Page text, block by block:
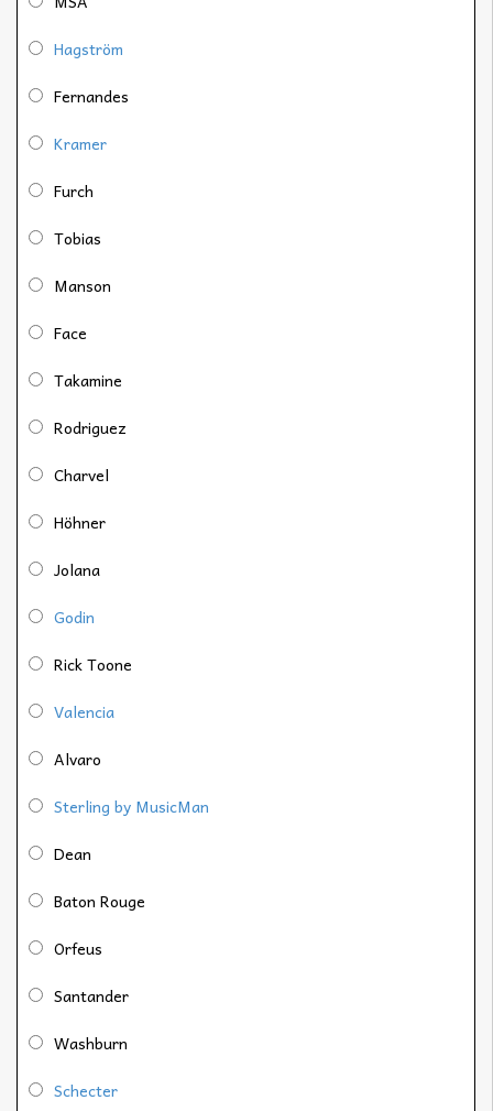
Hagström
Fernandes
Kramer
Furch
Tobias
Manson
Face
Takamine
Rodriguez
Charvel
Höhner
Jolana
Godin
Rick Toone
Valencia
Alvaro
Sterling by MusicMan
Dean
Baton Rouge
Orfeus
Santander
Washburn
Schecter